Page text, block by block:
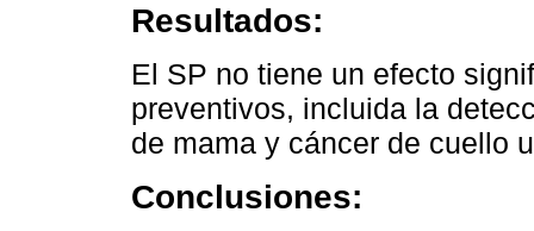
Resultados:
El SP no tiene un efecto
preventivos, incluida la
de mama y cáncer de cuello
Conclusiones: